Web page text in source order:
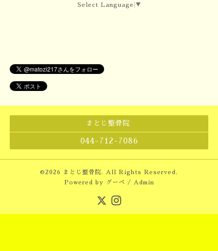
Select Language ▼
まとじ整骨院
044-712-7086
©2026 まとじ整骨院. All Rights Reserved.
Powered by グーペ / Admin